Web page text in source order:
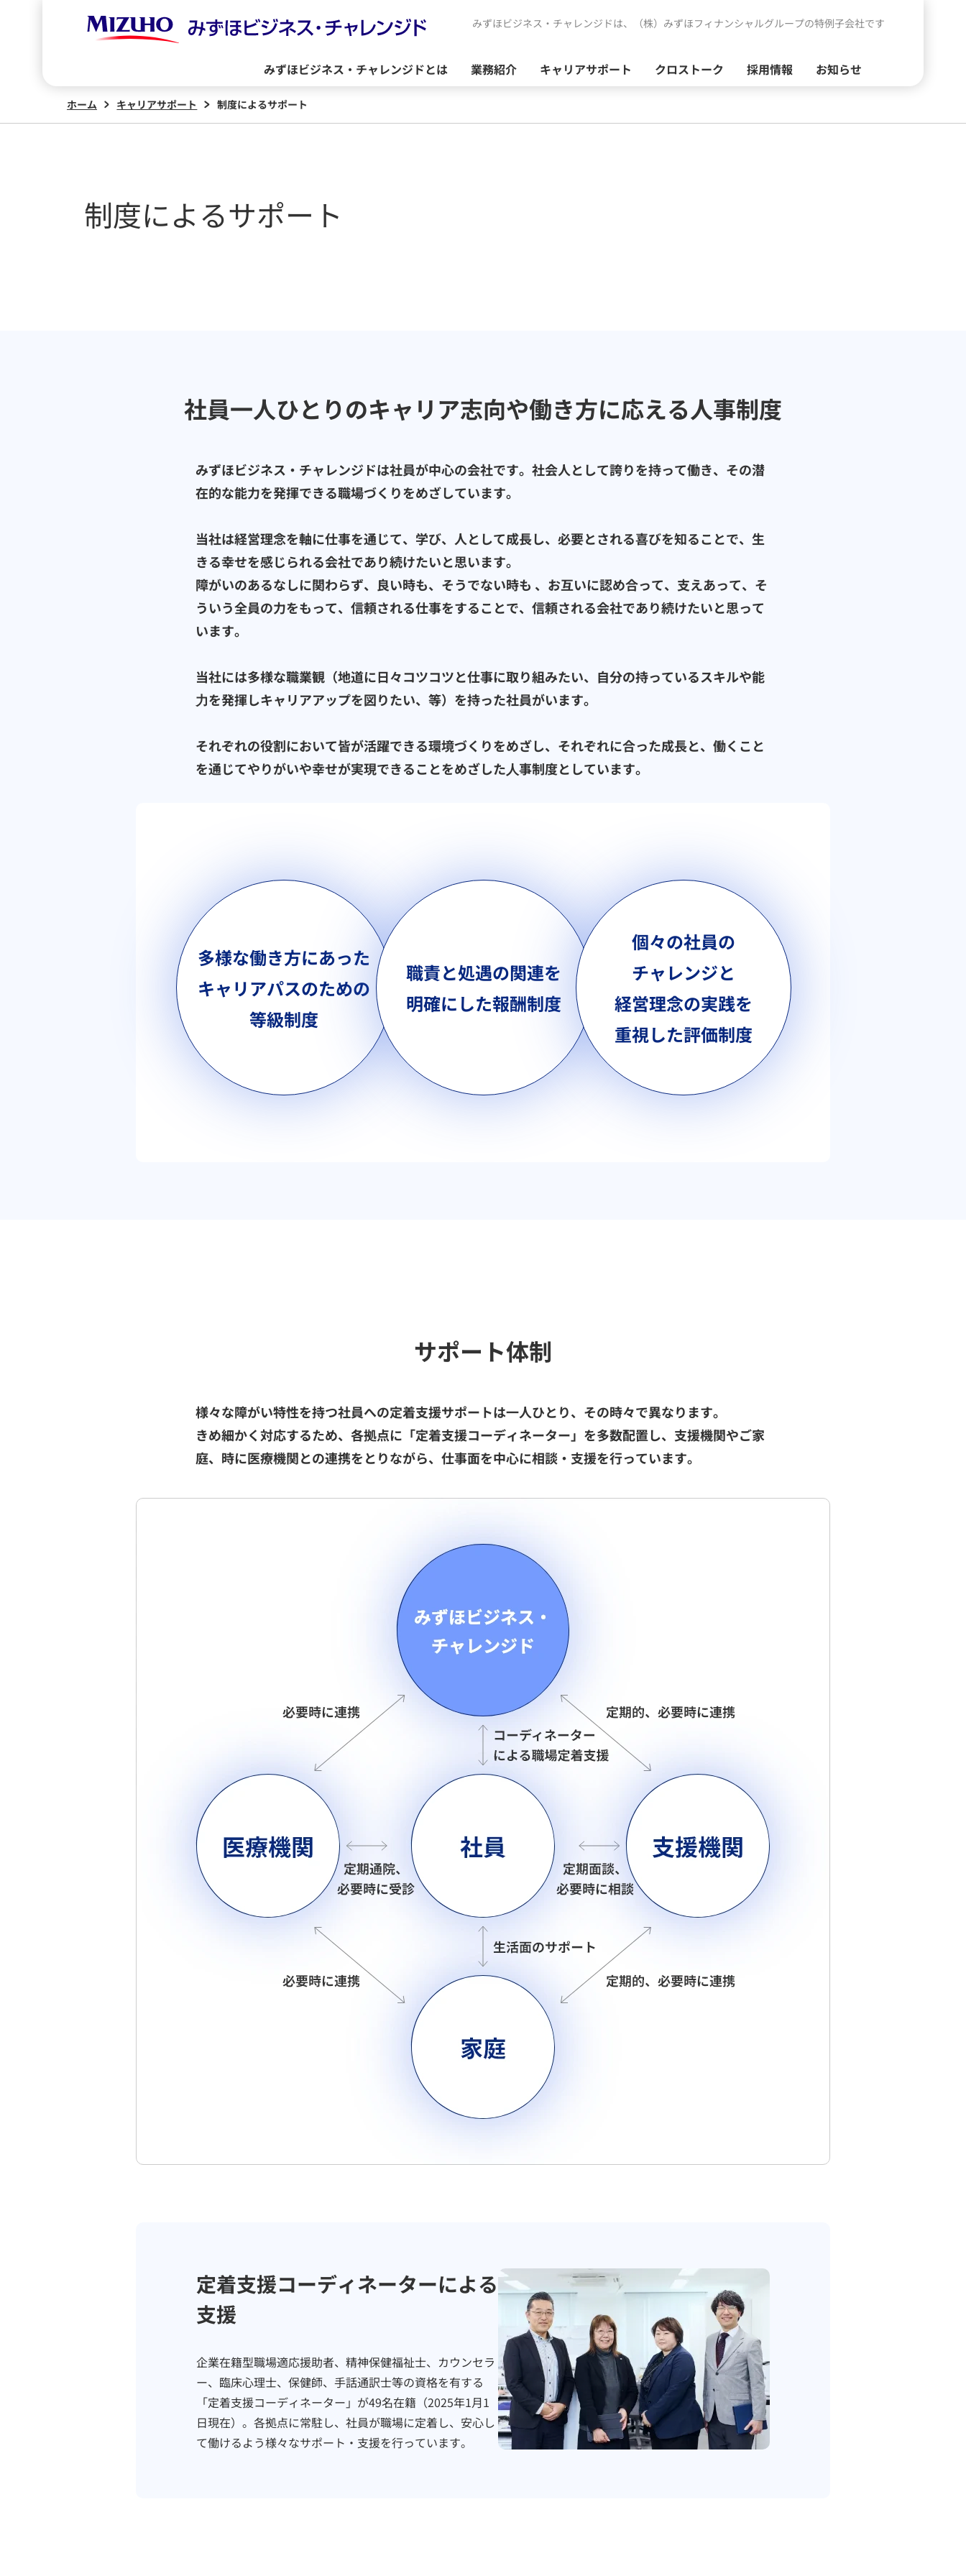
みずほビジネス・チャレンジドは、（株）みずほフィナンシャルグループの特例子会社です
みずほビジネス・チャレンジドとは 業務紹介 キャリアサポート クロストーク 採用情報 お知らせ
ホーム キャリアサポート 制度によるサポート
制度によるサポート
社員一人ひとりのキャリア志向や働き方に応える人事制度
みずほビジネス・チャレンジドは社員が中心の会社です。社会人として誇りを持って働き、その潜
在的な能力を発揮できる職場づくりをめざしています。
当社は経営理念を軸に仕事を通じて、学び、人として成長し、必要とされる喜びを知ることで、生
きる幸せを感じられる会社であり続けたいと思います。
障がいのあるなしに関わらず、良い時も、そうでない時も 、お互いに認め合って、支えあって、そ
ういう全員の力をもって、信頼される仕事をすることで、信頼される会社であり続けたいと思って
います。
当社には多様な職業観（地道に日々コツコツと仕事に取り組みたい、自分の持っているスキルや能
⼒を発揮しキャリアアップを図りたい、等）を持った社員がいます。
それぞれの役割において皆が活躍できる環境づくりをめざし、それぞれに合った成長と、働くこと
を通じてやりがいや幸せが実現できることをめざした⼈事制度としています。
多様な働き方にあった
キャリアパスのための
等級制度
職責と処遇の関連を
明確にした報酬制度
個々の社員の
チャレンジと
経営理念の実践を
重視した評価制度
サポート体制
様々な障がい特性を持つ社員への定着支援サポートは一人ひとり、その時々で異なります。
きめ細かく対応するため、各拠点に「定着支援コーディネーター」を多数配置し、支援機関やご家
庭、時に医療機関との連携をとりながら、仕事面を中心に相談・支援を行っています。
定着支援コーディネーターによる
支援
企業在籍型職場適応援助者、精神保健福祉士、カウンセラ
ー、臨床心理士、保健師、手話通訳士等の資格を有する
「定着支援コーディネーター」が49名在籍（2025年1月1
日現在）。各拠点に常駐し、社員が職場に定着し、安心し
て働けるよう様々なサポート・支援を行っています。